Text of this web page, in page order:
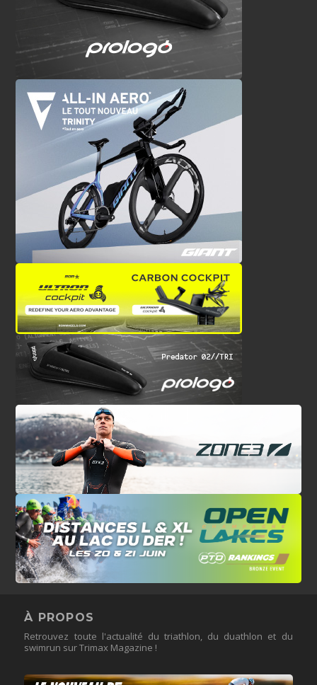
À PROPOS
Retrouvez toute l'actualité du triathlon, du duathlon et du
swimrun sur Trimax Magazine !